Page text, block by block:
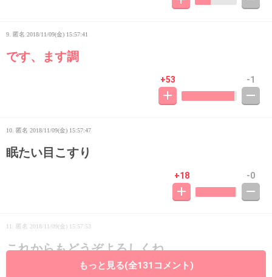
9. 匿名 2018/11/09(金) 15:57:41
です、ます調
+53 -1
10. 匿名 2018/11/09(金) 15:57:47
眠たい目こすり
+18 -0
11. 匿名 2018/11/09(金) 15:57:53
これからもどうぞよろしくね。
+29
もっと見る(全131コメント)